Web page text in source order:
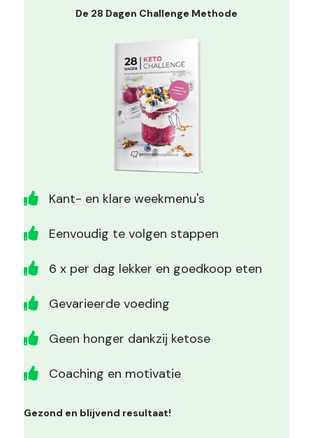
De 28 Dagen Challenge Methode
Kant- en klare weekmenu's
Eenvoudig te volgen stappen
6 x per dag lekker en goedkoop eten
Gevarieerde voeding
Geen honger dankzij ketose
Coaching en motivatie
Gezond en blijvend resultaat!